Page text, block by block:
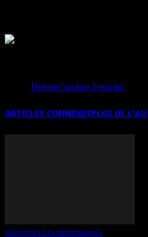
HeleneCaroline Fournier
ARTICLES CONNEXESPLUS DE
ANNONCES ET COMMUNIQUÉS